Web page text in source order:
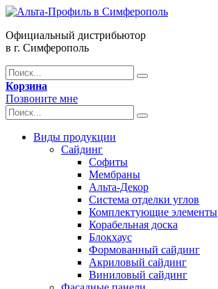
Официальный дистрибьютор
в г. Симферополь
Корзина
Позвоните мне
Виды продукции
Сайдинг
Софиты
Мембраны
Альта-Декор
Система отделки углов
Комплектующие элементы
Корабельная доска
Блокхаус
Формованный сайдинг
Акриловый сайдинг
Виниловый сайдинг